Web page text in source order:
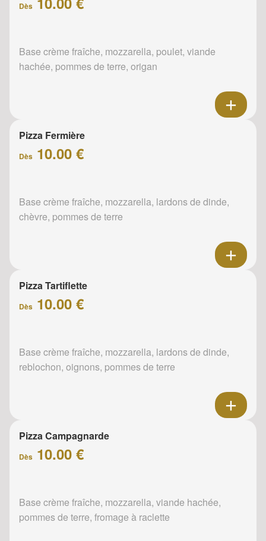
Dès
Base crème fraîche, mozzarella, poulet, viande
hachée, pommes de terre, origan
Pizza Fermière
Dès 10.00 €
Base crème fraîche, mozzarella, lardons de dinde,
chèvre, pommes de terre
Pizza Tartiflette
Dès 10.00 €
Base crème fraîche, mozzarella, lardons de dinde,
reblochon, oignons, pommes de terre
Pizza Campagnarde
Dès 10.00 €
Base crème fraîche, mozzarella, viande hachée,
pommes de terre, fromage à raclette